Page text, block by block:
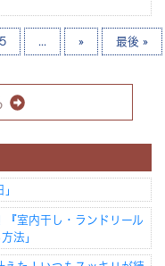
5 ... » 最後 »
『室内干し・ランドリール
法」